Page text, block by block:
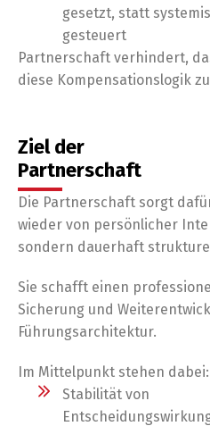
gesetzt, statt
gesteuert
Partnerschaft verhindert,
diese Kompensationslogik
Ziel der
Partnerschaft
Die Partnerschaft sorgt
wieder von persönlicher
sondern dauerhaft
Sie schafft einen
Sicherung und
Führungsarchitektur.
Im Mittelpunkt stehen dabei:
Stabilität von